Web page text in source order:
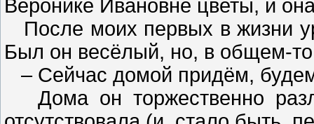
Веронике Ивановне цветы, и
После моих первых в жизни
Был он весёлый, но, в общем-
– Сейчас домой придём,
Дома он торжественно